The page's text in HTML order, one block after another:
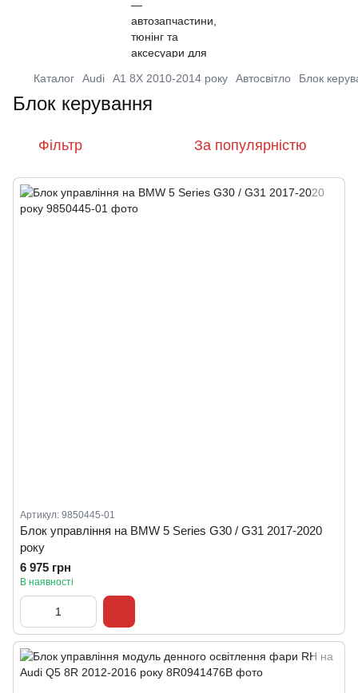
Каталог Audi A1 8X 2010-2014 року Автосвітло Блок
Блок керування
Фільтр За популярністю
Артикул: 9850445-01
Блок управління на BMW 5 Series G30 / G31 2017-2020
року
6 975 грн
В наявності